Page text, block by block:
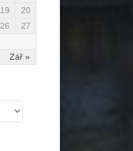
Zář »
19
20
26
27